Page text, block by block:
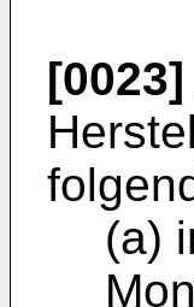
[0023]
(a)